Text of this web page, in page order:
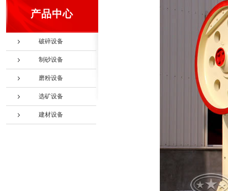
产品中心
破碎设备
制砂设备
磨粉设备
选矿设备
建材设备